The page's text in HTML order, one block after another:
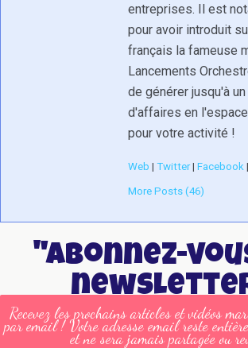
entreprises. Il est
pour avoir introduit
français la fameuse
Lancements
de générer jusqu'à
d'affaires en
pour votre activité !
Web | Twitter| Facebook |
More Posts (46)
"Abonnez-
Recevez les prochains articles et vidéos
par email ! Votre adresse email reste
et ne sera jamais partagée ou